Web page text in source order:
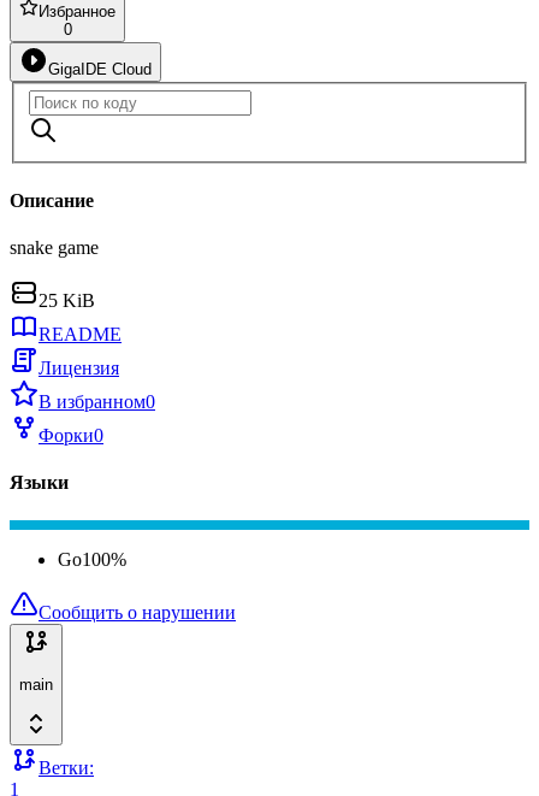
Избранное
0
GigaIDE Cloud
Описание
snake game
25 KiB
README
Лицензия
В избранном0
Форки0
Языки
Go100%
Сообщить о нарушении
main
Ветки:
1